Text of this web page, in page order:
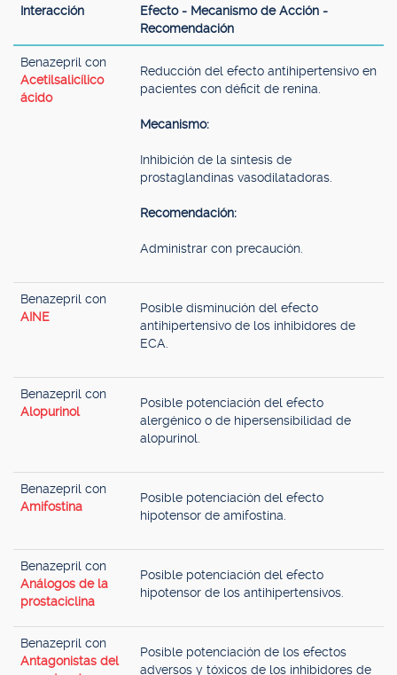
Interacción
Efecto - Mecanismo de Acción -
Recomendación
Benazepril con
Acetilsalicílico
ácido
Reducción del efecto antihipertensivo en
pacientes con déficit de renina.
Mecanismo:
Inhibición de la síntesis de
prostaglandinas vasodilatadoras.
Recomendación:
Administrar con precaución.
Benazepril con
AINE
Posible disminución del efecto
antihipertensivo de los inhibidores de
ECA.
Benazepril con
Alopurinol
Posible potenciación del efecto
alergénico o de hipersensibilidad de
alopurinol.
Benazepril con
Amifostina
Posible potenciación del efecto
hipotensor de amifostina.
Benazepril con
Análogos de la
prostaciclina
Posible potenciación del efecto
hipotensor de los antihipertensivos.
Benazepril con
Antagonistas del
Posible potenciación de los efectos
adversos y tóxicos de los inhibidores de